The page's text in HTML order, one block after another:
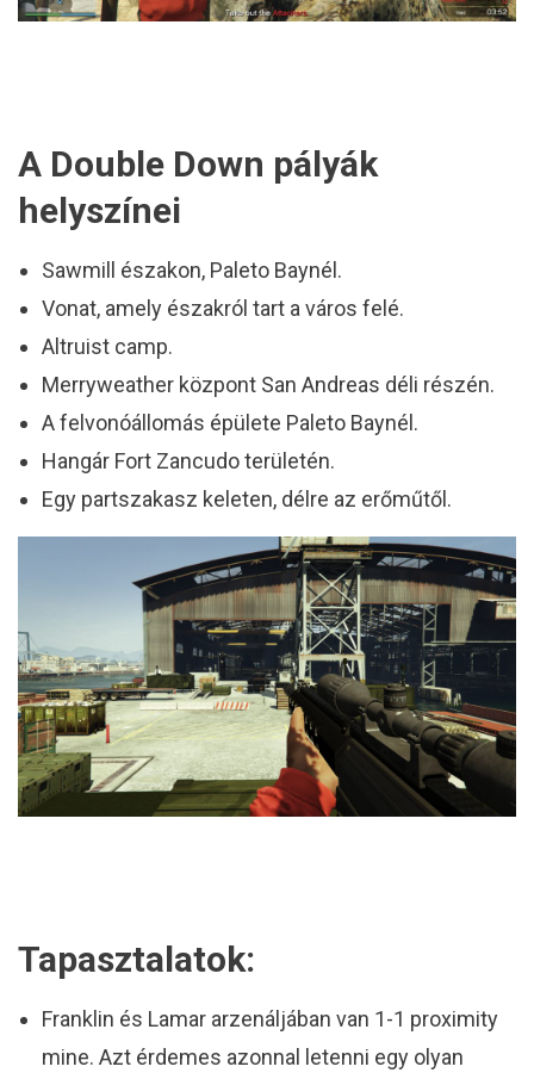
A Double Down pályák
helyszínei
Sawmill északon, Paleto Baynél.
Vonat, amely északról tart a város felé.
Altruist camp.
Merryweather központ San Andreas déli részén.
A felvonóállomás épülete Paleto Baynél.
Hangár Fort Zancudo területén.
Egy partszakasz keleten, délre az erőműtől.
Tapasztalatok:
Franklin és Lamar arzenáljában van 1-1 proximity
mine. Azt érdemes azonnal letenni egy olyan